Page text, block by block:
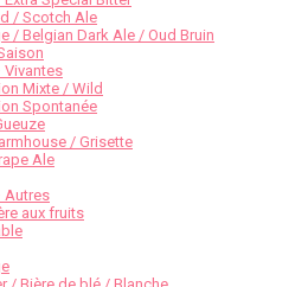
/ Scotch Ale
/ Belgian Dark Ale / Oud Bruin
Vivantes
Mixte / Wild
Spontanée
/ Grisette
Ale
Autres
aux fruits